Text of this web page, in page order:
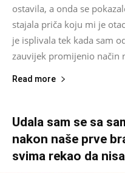
ostavila, a onda se
stajala priča koju mi je
je isplivala tek kada sam
zauvijek promijenio način
Read more
Udala sam se sa
nakon naše prve
svima rekao da